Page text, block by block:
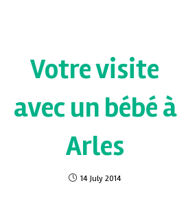
Votre visite
avec un bébé à
Arles
14 July 2014